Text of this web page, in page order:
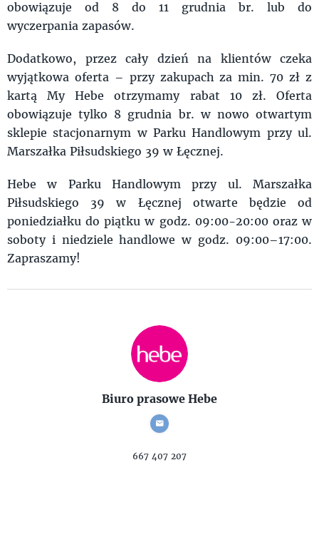
obowiązuje od 8 do 11 grudnia br. lub do
wyczerpania zapasów.
Dodatkowo, przez cały dzień na klientów czeka
wyjątkowa oferta – przy zakupach za min. 70 zł z
kartą My Hebe otrzymamy rabat 10 zł. Oferta
obowiązuje tylko 8 grudnia br. w nowo otwartym
sklepie stacjonarnym w Parku Handlowym przy ul.
Marszałka Piłsudskiego 39 w Łęcznej.
Hebe w Parku Handlowym przy ul. Marszałka
Piłsudskiego 39 w Łęcznej otwarte będzie od
poniedziałku do piątku w godz. 09:00-20:00 oraz w
soboty i niedziele handlowe w godz. 09:00–17:00.
Zapraszamy!
Biuro prasowe Hebe
667 407 207